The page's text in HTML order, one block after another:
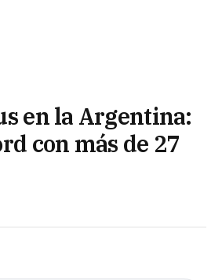
en la Argentina:
con más de 27